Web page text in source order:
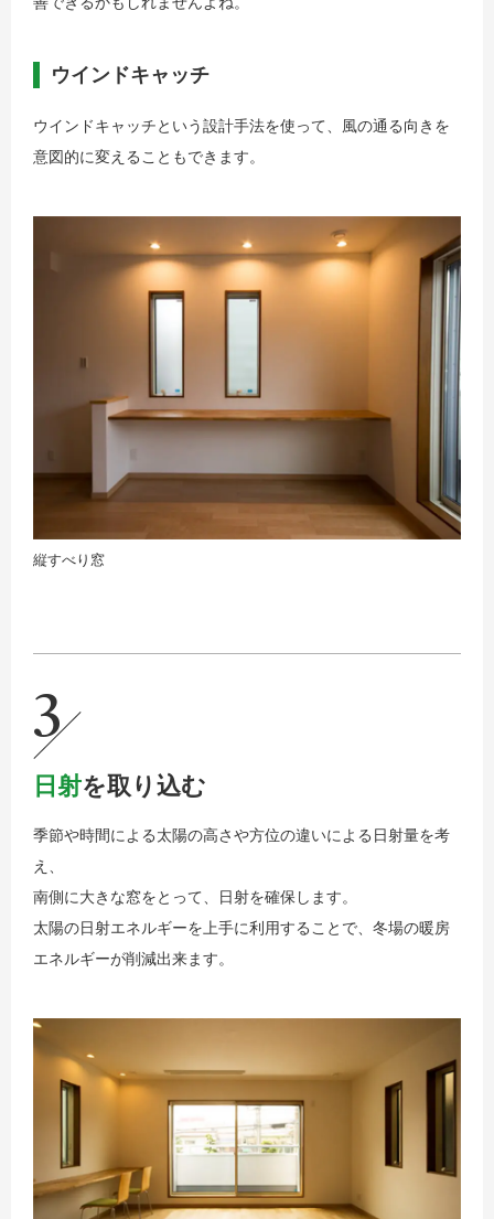
ウインドキャッチ
ウインドキャッチという設計手法を使って、風の通る向きを
意図的に変えることもできます。
縦すべり窓
3
日射を取り込む
季節や時間による太陽の高さや方位の違いによる日射量を考
え、
南側に大きな窓をとって、日射を確保します。
太陽の日射エネルギーを上手に利用することで、冬場の暖房
エネルギーが削減出来ます。